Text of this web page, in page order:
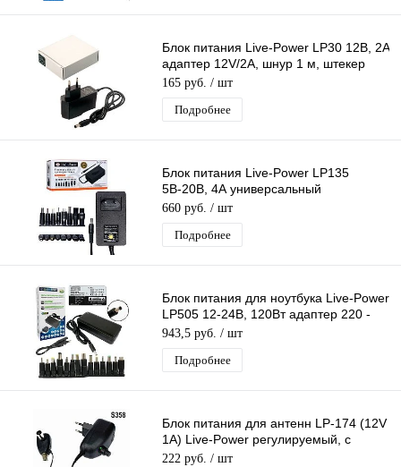
Блок питания Live-Power LP30 12В, 2A
адаптер 12V/2A, шнур 1 м, штекер
5.5*2,5 мм
165 руб. / шт
Подробнее
Блок питания Live-Power LP135
5В-20В, 4А универсальный
регулируемый 220 - 5V-20V/4A, 8
насадок
660 руб. / шт
Подробнее
Блок питания для ноутбука Live-Power
LP505 12-24В, 120Вт адаптер 220 -
12V-24V/120W, + 14 насадок
943,5 руб. / шт
Подробнее
Блок питания для антенн LP-174 (12V
1A) Live-Power регулируемый, с
инжектором питания, c F- разъёмом
222 руб. / шт